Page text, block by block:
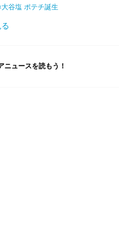
谷塩 ポテチ誕生
ニュースを読もう！